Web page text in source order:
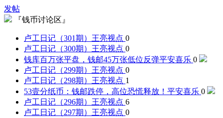
发帖
『钱币讨论区』
卢工日记（301期） 王亮视点 0
卢工日记（300期） 王亮视点 0
钱库百万张平盘，钱邮45万张低位反弹平安喜乐 0
卢工日记（299期） 王亮视点 0
卢工日记（298期） 王亮视点 1
53壹分纸币：钱邮跌停，高位恐慌释放！ 平安喜乐 0
卢工日记（296期） 王亮视点 6
卢工日记（297期） 王亮视点 0